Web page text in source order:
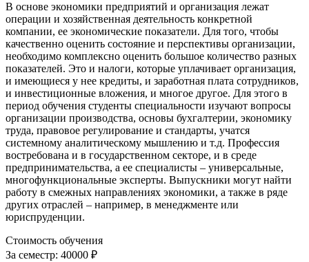
В основе экономики предприятий и организация лежат
операции и хозяйственная деятельность конкретной
компании, ее экономические показатели. Для того, чтобы
качественно оценить состояние и перспективы организации,
необходимо комплексно оценить большое количество разных
показателей. Это и налоги, которые уплачивает организация,
и имеющиеся у нее кредиты, и заработная плата сотрудников,
и инвестиционные вложения, и многое другое. Для этого в
период обучения студенты специальности изучают вопросы
организации производства, основы бухгалтерии, экономику
труда, правовое регулирование и стандарты, учатся
системному аналитическому мышлению и т.д. Профессия
востребована и в государственном секторе, и в среде
предпринимательства, а ее специалисты – универсальные,
многофункциональные эксперты. Выпускники могут найти
работу в смежных направлениях экономики, а также в ряде
других отраслей – например, в менеджменте или
юриспруденции.
Стоимость обучения
За семестр: 40000 ₽